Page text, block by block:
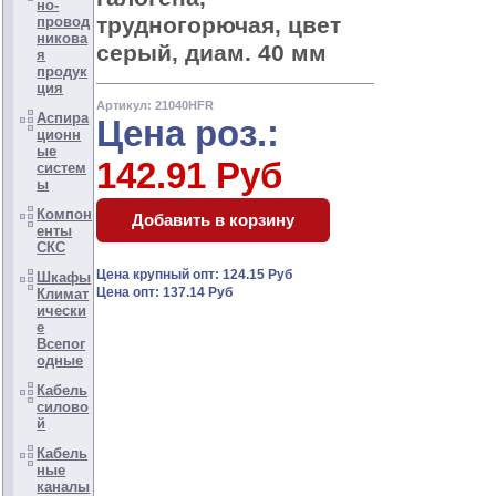
но-
провод
никова
я
продук
ция
Аспира
ционн
ые
систем
ы
Компон
енты
СКС
Шкафы
Климат
ически
е
Всепог
одные
Кабель
силово
й
Кабель
ные
каналы
трудногорючая, цвет
серый, диам. 40 мм
Артикул: 21040HFR
Цена роз.:
142.91 Руб
Цена крупный опт: 124.15 Руб
Цена опт: 137.14 Руб